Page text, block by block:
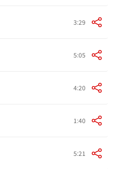
3:29
5:05
4:20
1:40
5:21